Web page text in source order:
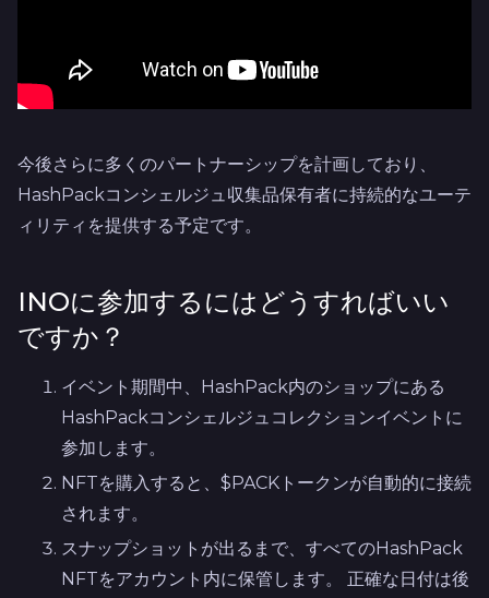
今後さらに多くのパートナーシップを計画しており、
HashPackコンシェルジュ収集品保有者に持続的なユーテ
ィリティを提供する予定です。
INOに参加するにはどうすればいい
ですか？
イベント期間中、HashPack内のショップにある
HashPackコンシェルジュコレクションイベントに
参加します。
NFTを購入すると、$PACKトークンが自動的に接続
されます。
スナップショットが出るまで、すべてのHashPack
NFTをアカウント内に保管します。 正確な日付は後